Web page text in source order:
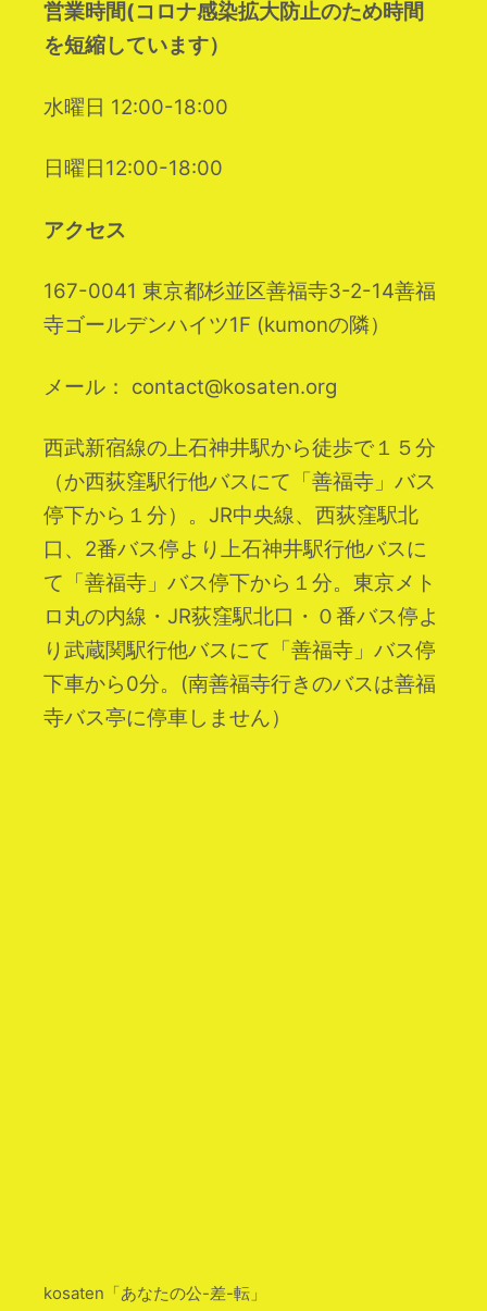
営業時間(コロナ感染拡大防止のため時間
を短縮しています）
水曜日 12:00-18:00
日曜日12:00-18:00
アクセス
167-0041 東京都杉並区善福寺3-2-14善福
寺ゴールデンハイツ1F (kumonの隣）
メール： contact@kosaten.org
西武新宿線の上石神井駅から徒歩で１５分
（か西荻窪駅行他バスにて「善福寺」バス
停下から１分）。 JR中央線、西荻窪駅北
口、2番バス停より上石神井駅行他バスに
て「善福寺」バス停下から１分。東京メト
ロ丸の内線・JR荻窪駅北口・０番バス停よ
り武蔵関駅行他バスにて「善福寺」バス停
下車から0分。(南善福寺行きのバスは善福
寺バス亭に停車しません）
kosaten「あなたの公-差-転」